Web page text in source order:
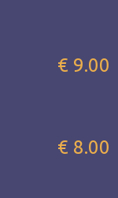
€ 9.00
€ 8.00